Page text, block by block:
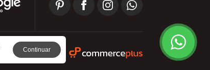
Continuar